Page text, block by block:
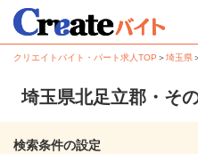
クリエイトバイト・パート求人TOP ＞埼玉県
埼玉県北足立郡・そ
検索条件の設定